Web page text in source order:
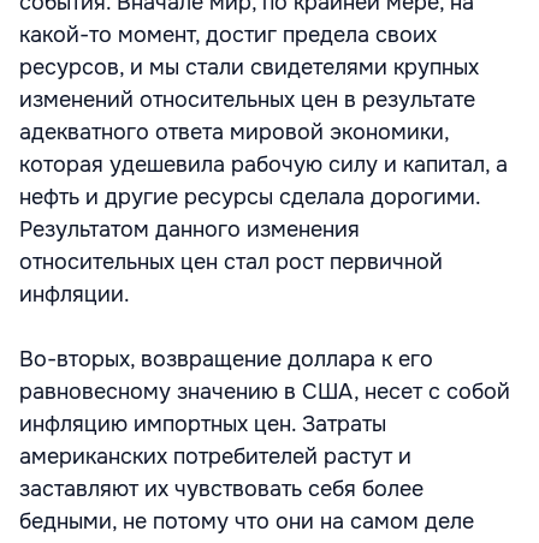
какой-то момент, достиг предела своих
ресурсов, и мы стали свидетелями крупных
изменений относительных цен в результате
адекватного ответа мировой экономики,
которая удешевила рабочую силу и капитал, а
нефть и другие ресурсы сделала дорогими.
Результатом данного изменения
относительных цен стал рост первичной
инфляции.
Во-вторых, возвращение доллара к его
равновесному значению в США, несет с собой
инфляцию импортных цен. Затраты
американских потребителей растут и
заставляют их чувствовать себя более
бедными, не потому что они на самом деле